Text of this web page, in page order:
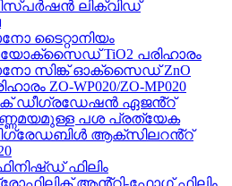
ലിക്വിഡ്
ടൈറ്റാനിയം
TiO2 പരിഹാരം
സിങ്ക് ഓക്സൈഡ് ZnO
ZO-WP020/ZO-MP020
ഡീഗ്രഡേഷൻ ഏജൻ്റ്
പശ പ്രത്യേക
ആക്സിലറൻ്റ്
ഫിലിം
ആൻ്റി-ഫോഗ് ഫിലിം